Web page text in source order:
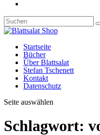
Startseite
Bücher
Über Blattsalat
Stefan Tschenett
Kontakt
Datenschutz
Seite auswählen
Schlagwort: